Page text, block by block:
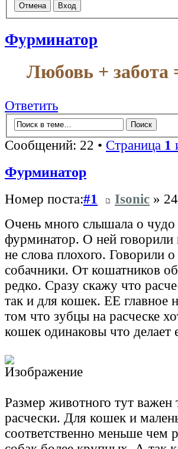
Фурминатор
Любовь + забота
Ответить
Сообщений: 22 • Страница 1
Фурминатор
Номер поста:#1 Isonic »
Очень много слышала о чудо
фурминатор. О ней
не слова плохого. Говорили
собачники. От кошатников
редко. Сразу скажу что
так и для кошек. ЕЕ главное
том что зубцы на расческе
кошек одинаковы что делает
Размер животного тут важен
расчески. Для кошек и
соответственно меньше чем